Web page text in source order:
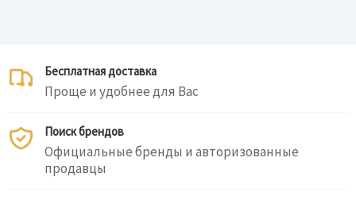
Бесплатная доставка
Проще и удобнее для Вас
Поиск брендов
Официальные бренды и авторизованные
продавцы